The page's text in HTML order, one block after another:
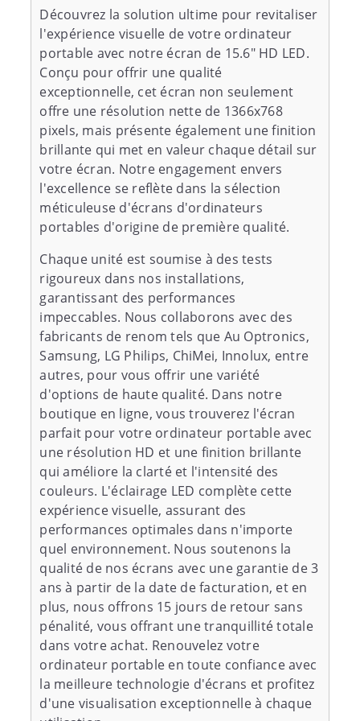
Découvrez la solution ultime pour revitaliser
l'expérience visuelle de votre ordinateur
portable avec notre écran de 15.6" HD LED.
Conçu pour offrir une qualité
exceptionnelle, cet écran non seulement
offre une résolution nette de 1366x768
pixels, mais présente également une finition
brillante qui met en valeur chaque détail sur
votre écran. Notre engagement envers
l'excellence se reflète dans la sélection
méticuleuse d'écrans d'ordinateurs
portables d'origine de première qualité.
Chaque unité est soumise à des tests
rigoureux dans nos installations,
garantissant des performances
impeccables. Nous collaborons avec des
fabricants de renom tels que Au Optronics,
Samsung, LG Philips, ChiMei, Innolux, entre
autres, pour vous offrir une variété
d'options de haute qualité. Dans notre
boutique en ligne, vous trouverez l'écran
parfait pour votre ordinateur portable avec
une résolution HD et une finition brillante
qui améliore la clarté et l'intensité des
couleurs. L'éclairage LED complète cette
expérience visuelle, assurant des
performances optimales dans n'importe
quel environnement. Nous soutenons la
qualité de nos écrans avec une garantie de 3
ans à partir de la date de facturation, et en
plus, nous offrons 15 jours de retour sans
pénalité, vous offrant une tranquillité totale
dans votre achat. Renouvelez votre
ordinateur portable en toute confiance avec
la meilleure technologie d'écrans et profitez
d'une visualisation exceptionnelle à chaque